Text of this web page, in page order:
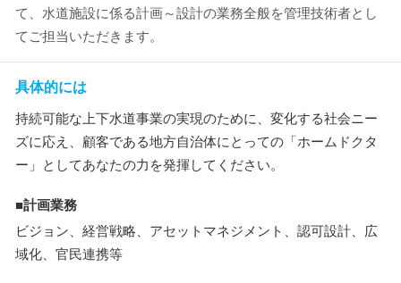
て、水道施設に係る計画～設計の業務全般を管理技術者とし
てご担当いただきます。
具体的には
持続可能な上下水道事業の実現のために、変化する社会ニー
ズに応え、顧客である地方自治体にとっての「ホームドクタ
ー」としてあなたの力を発揮してください。
■計画業務
ビジョン、経営戦略、アセットマネジメント、認可設計、広
域化、官民連携等